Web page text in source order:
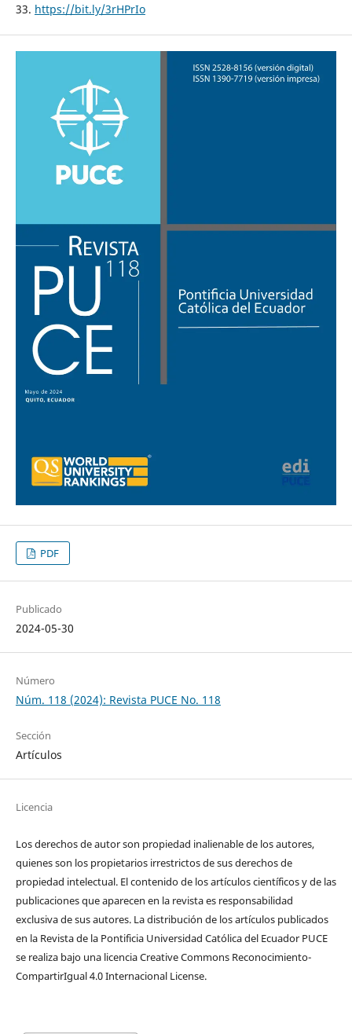
33. https://bit.ly/3rHPrIo
PDF
Publicado
2024-05-30
Número
Núm. 118 (2024): Revista PUCE No. 118
Sección
Artículos
Licencia
Los derechos de autor son propiedad inalienable de los autores,
quienes son los propietarios irrestrictos de sus derechos de
propiedad intelectual. El contenido de los artículos científicos y de las
publicaciones que aparecen en la revista es responsabilidad
exclusiva de sus autores. La distribución de los artí­culos publicados
en la Revista de la Pontificia Universidad Católica del Ecuador PUCE
se realiza bajo una licencia Creative Commons Reconocimiento-
CompartirIgual 4.0 Internacional License.